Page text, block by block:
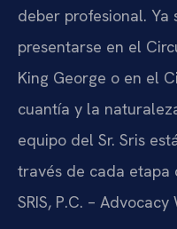
deber profesional. Ya
presentarse en el
King George o en el
cuantía y la
equipo del Sr. Sris
través de cada etapa
SRIS, P.C. –